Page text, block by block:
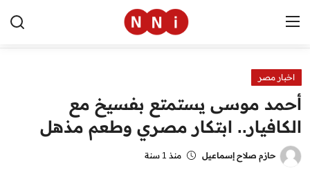
الرئيسية
اخبار مصر
العالم
اخبار مصر
أحمد موسى يستمتع بفسيخ مع
الكافيار.. ابتكار مصري وطعم مذهل
حازم صلاح إسماعيل منذ 1 سنة